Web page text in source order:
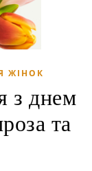
ЖІНОК
з днем
та